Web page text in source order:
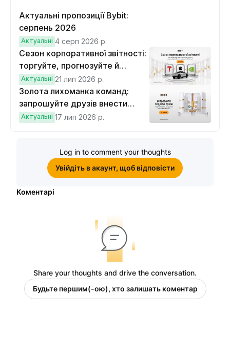
Актуальні пропозиції Bybit:
серпень 2026
Актуальні 4 серп 2026 р.
Сезон корпоративної звітності:
торгуйте, прогнозуйте й
вигравайте Cybertruck
Актуальні 21 лип 2026 р.
Золота лихоманка команд:
запрошуйте друзів внести
депозит на $100 і торгувати на
Актуальні 17 лип 2026 р.
Log in to comment your thoughts
Увійдіть в акаунт, щоб відповісти
Коментарі
Share your thoughts and drive the conversation.
Будьте першим(-ою), хто залишать коментар